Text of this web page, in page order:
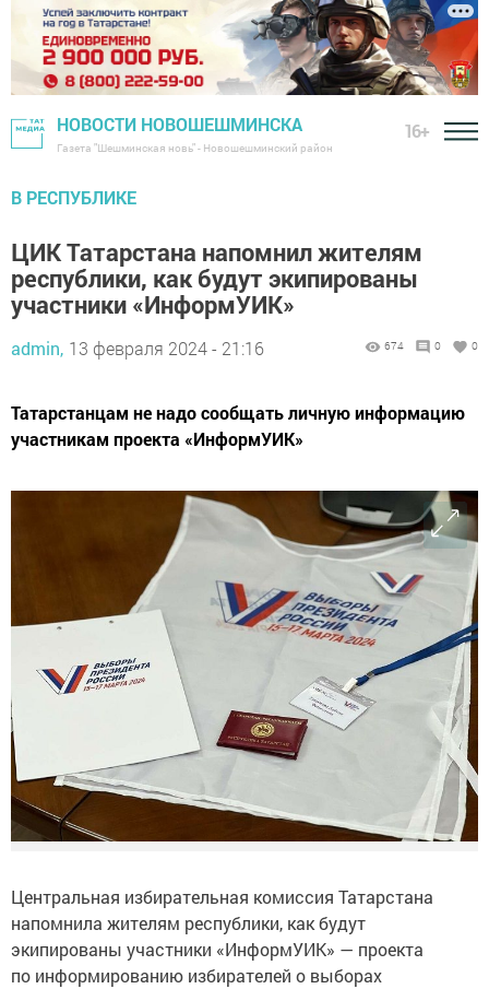
НОВОСТИ НОВОШЕШМИНСКА
Газета "Шешминская новь" - Новошешминский район
16+
В РЕСПУБЛИКЕ
ЦИК Татарстана напомнил жителям
республики, как будут экипированы
участники «ИнформУИК»
admin, 13 февраля 2024 - 21:16 674 0 0
Татарстанцам не надо сообщать личную информацию
участникам проекта «ИнформУИК»
Центральная избирательная комиссия Татарстана
напомнила жителям республики, как будут
экипированы участники «ИнформУИК» — проекта
по информированию избирателей о выборах